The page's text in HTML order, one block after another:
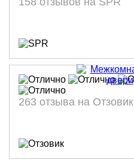
263 отзыва на Отзовик